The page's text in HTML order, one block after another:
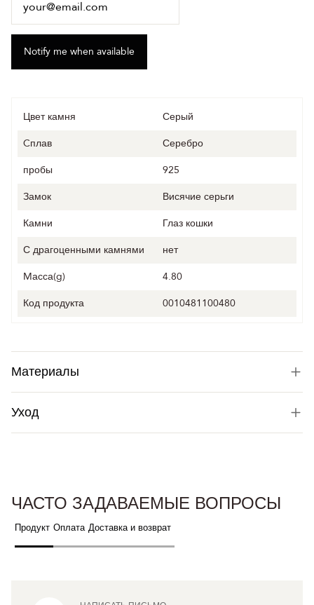
Цвет камня
Серый
Cплав
Серебро
пробы
925
Замок
Висячие серьги
Камни
Глаз кошки
С драгоценными камнями
нет
Mасса(g)
4.80
Код продукта
0010481100480
Материалы
Уход
ЧАСТО ЗАДАВАЕМЫЕ ВОПРОСЫ
Продукт Оплата Доставка и возврат